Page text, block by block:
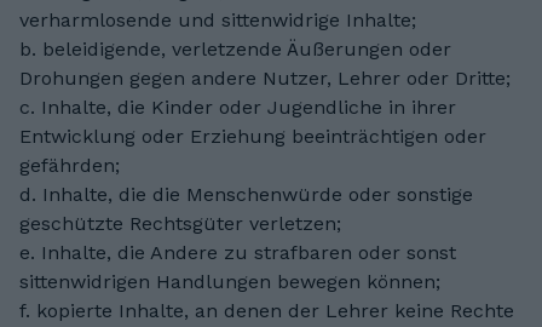
verharmlosende und sittenwidrige Inhalte;
b. beleidigende, verletzende Äußerungen oder
Drohungen gegen andere Nutzer, Lehrer oder Dritte;
c. Inhalte, die Kinder oder Jugendliche in ihrer
Entwicklung oder Erziehung beeinträchtigen oder
gefährden;
d. Inhalte, die die Menschenwürde oder sonstige
geschützte Rechtsgüter verletzen;
e. Inhalte, die Andere zu strafbaren oder sonst
sittenwidrigen Handlungen bewegen können;
f. kopierte Inhalte, an denen der Lehrer keine Rechte